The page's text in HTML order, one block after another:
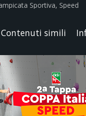
Sportiva, Speed
Contenuti simili